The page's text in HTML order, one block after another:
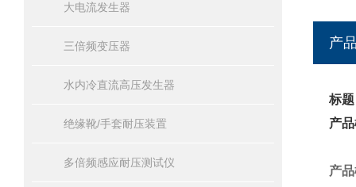
大电流发生器
三倍频变压器
水内冷直流高压发生器
绝缘靴/手套耐压装置
多倍频感应耐压测试仪
产
标
产
产